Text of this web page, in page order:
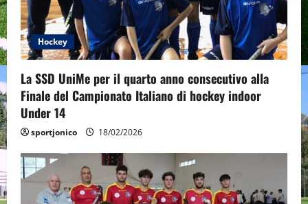
Hockey
La SSD UniMe per il quarto anno consecutivo alla
Finale del Campionato Italiano di hockey indoor
Under 14
sportjonico 18/02/2026